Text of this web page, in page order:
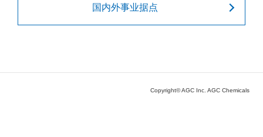
国内外事业据点
Copyright© AGC Inc. AGC Chemicals